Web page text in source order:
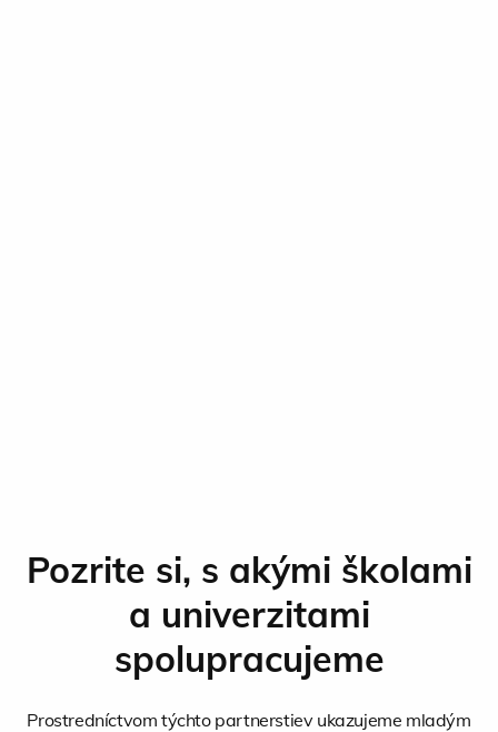
Pozrite si, s akými školami
a univerzitami
spolupracujeme
Prostredníctvom týchto partnerstiev ukazujeme mladým